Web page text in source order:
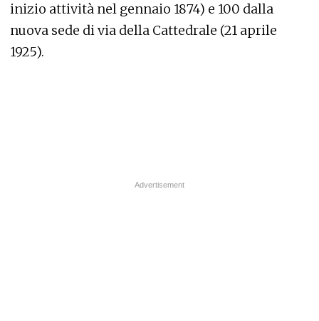
inizio attività nel gennaio 1874) e 100 dalla
nuova sede di via della Cattedrale (21 aprile
1925).